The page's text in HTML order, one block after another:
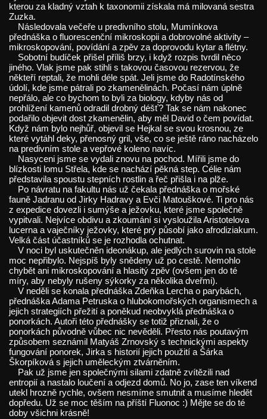
kterou za kladný vztah k taxonomii získala má milovaná sestra
Zuzka.
Následovala večeře u predivního stolu, Mumínkova
přednáška o fluorescenční mikroskopii a dobrovolné aktivity –
mikroskopování, povídání a zpěv za doprovodu kytar a flétny.
Sobotní budíček přišel příliš brzy, i když rozpis tvrdil něco
jiného. Vlak jsme pak stihli s takovou časovou rezervou, že
někteří reptali, že mohli déle spát. Jeli jsme do Radotínského
údolí, kde jsme pátrali po zkamenělinách. Počasí nám úplně
nepřálo, ale co bychom to byli za biology, kdyby nás od
prohlížení kamenů odradil drobný déšť? Tak se nám nakonec
podařilo objevit dost zkamenělin, aby měl David o čem povídat.
Když nám bylo nejhůř, objevil se Hejkal se svou krosnou, ze
které vytáhl deky, přenosný gril, vše, co se ještě ráno nacházelo
na predivním stole a vepřové koleno navíc.
Nasyceni jsme se vydali znovu na pochod. Mířili jsme do
blízkosti lomu Střela, kde se nachází pěkná step. Célie nám
představila spoustu stepních rostlin a řeč přišla i na plže.
Po návratu na fakultu nás už čekala přednáška o mořské
fauně Jadranu od Jirky Hadravy a Evči Matouškové. Ti pro nás
z expedice dovezli i sumýše a ježovku, které jsme společně
vypitvali. Nejvíce obdivu a zkoumání si vysloužila Aristotelova
lucerna a vaječníky ježovky, které prý působí jako afrodiziakum.
Velká část účastníků se je rozhodla ochutnat.
V noci byl uskutečněn ideonákup, ale jedlých surovin na stole
moc nepřibylo. Nejspíš byly snědeny už po cestě. Nemohlo
chybět ani mikroskopování a hlasitý zpěv (ovšem jen do té
míry, aby nebyly rušeny sýkorky za několika dveřmi).
V neděli se konala přednáška Zdeňka Lercha o parybách,
přednáška Adama Petruska o hlubokomořských organismech a
jejich strategiích přežití a poněkud neobvyklá přednáška o
ponorkách. Autoři této přednášky se totiž přiznali, že o
ponorkách původně vůbec nic nevěděli. Přesto nás poutavým
způsobem seznámil Matyáš Zrnovský s technickými aspekty
fungování ponorek, Jirka s historií jejich použití a Šárka
Škorpíková s jejich uměleckým ztvárněním.
Pak už jsme jen společnými silami zdatně zvítězili nad
entropií a nastalo loučení a odjezd domů. No jo, zase ten víkend
utekl hrozně rychle, ovšem nesmíme smutnit a musíme hledět
dopředu. Už se moc těším na příští Fluonoc :) Mějte se do té
doby všichni krásně!